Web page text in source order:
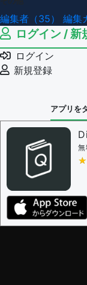
編集者（35） 編集
ログイン / 新
ログイン
新規登録
アプリを
無